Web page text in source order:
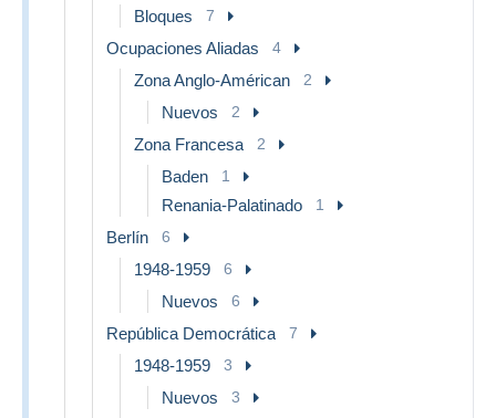
Bloques 7
Ocupaciones Aliadas 4
Zona Anglo-Américan 2
Nuevos 2
Zona Francesa 2
Baden 1
Renania-Palatinado 1
Berlín 6
1948-1959 6
Nuevos 6
República Democrática 7
1948-1959 3
Nuevos 3